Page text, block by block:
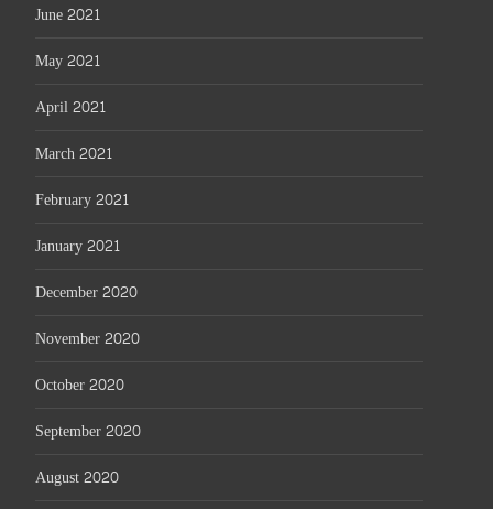
June 2021
May 2021
April 2021
March 2021
February 2021
January 2021
December 2020
November 2020
October 2020
September 2020
August 2020